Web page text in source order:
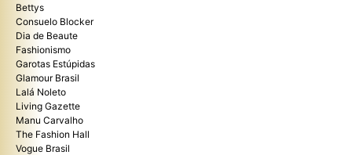
Bettys
Consuelo Blocker
Dia de Beaute
Fashionismo
Garotas Estúpidas
Glamour Brasil
Lalá Noleto
Living Gazette
Manu Carvalho
The Fashion Hall
Vogue Brasil